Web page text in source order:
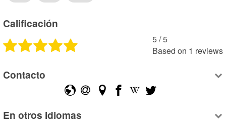
Calificación
5 /5
Based on 1 reviews
Contacto
En otros idiomas